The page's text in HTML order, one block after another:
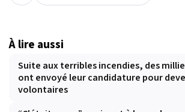
À lire aussi
Suite aux terribles incendies, des
ont envoyé leur candidature pour
volontaires